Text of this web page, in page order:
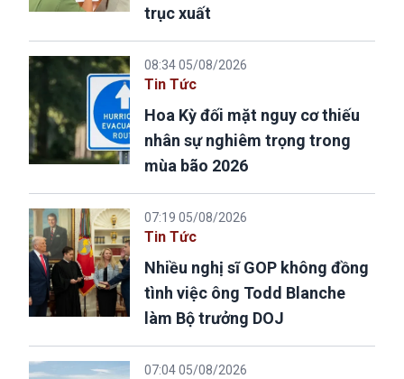
trục xuất
08:34 05/08/2026
Tin Tức
Hoa Kỳ đối mặt nguy cơ thiếu
nhân sự nghiêm trọng trong
mùa bão 2026
07:19 05/08/2026
Tin Tức
Nhiều nghị sĩ GOP không đồng
tình việc ông Todd Blanche
làm Bộ trưởng DOJ
07:04 05/08/2026